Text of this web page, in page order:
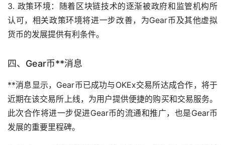
3. 政策环境：随着区块链技术的逐渐被政府和监管机构所
认可，相关政策环境将进一步改善，为Gear币及其他虚拟
货币的发展提供有利条件。
四、Gear币**消息
**消息显示，Gear币已成功与OKEx交易所达成合作，将于
近期在该交易所上线，为用户提供便捷的购买和交易服务。
此次合作将进一步促进Gear币的流通和推广，也是Gear币
发展的重要里程碑。